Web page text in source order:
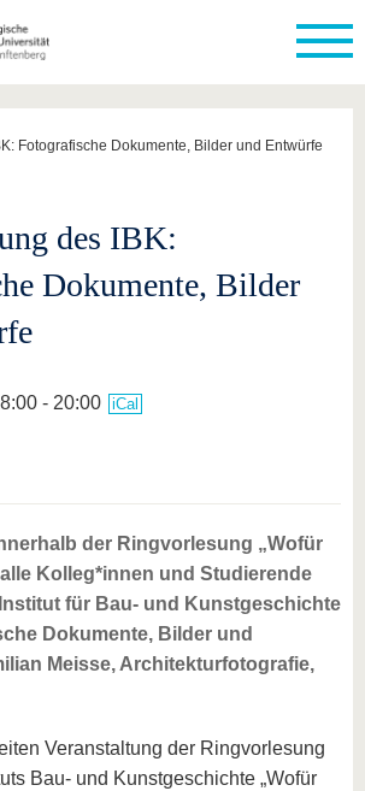
Fotografische Dokumente, Bilder und Entwürfe
des IBK:
Dokumente, Bilder
- 20:00 iCal
der Ringvorlesung „Wofür
Kolleg*innen und Studierende
für Bau- und Kunstgeschichte
Dokumente, Bilder und
Meisse, Architekturfotografie,
Veranstaltung der Ringvorlesung
Bau- und Kunstgeschichte „Wofür